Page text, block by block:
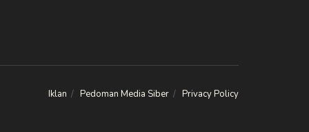
Iklan Pedoman Media Siber Privacy Policy